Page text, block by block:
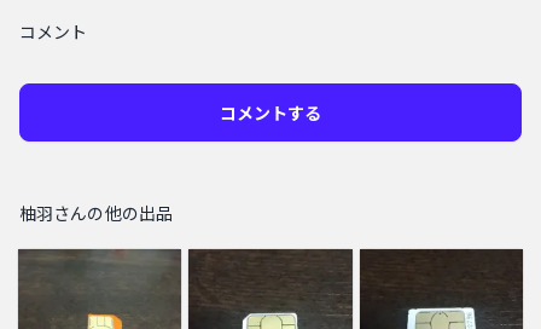
コメント
コメントする
柚羽さんの他の出品